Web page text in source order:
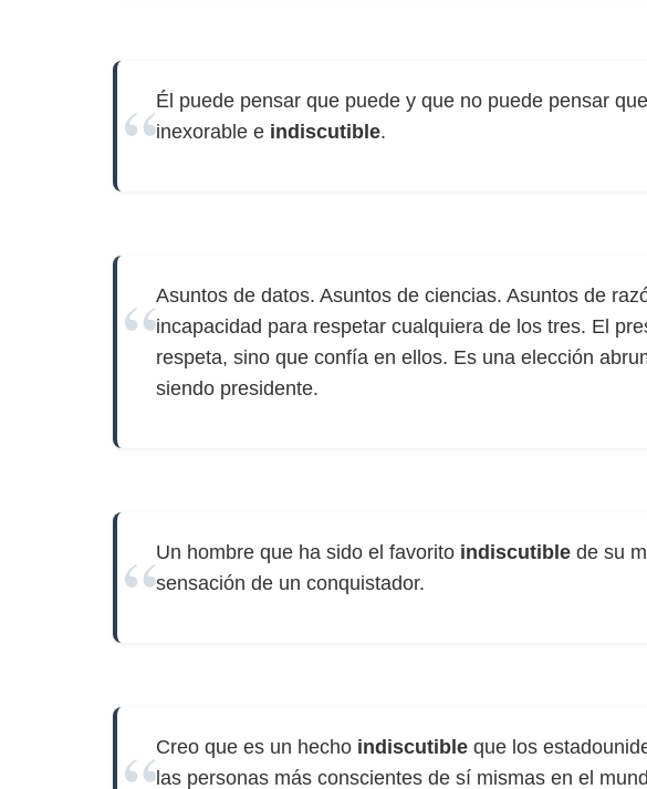
Él puede pensar que puede y que no puede pensar
inexorable e indiscutible.
Asuntos de datos. Asuntos de ciencias. Asuntos de
incapacidad para respetar cualquiera de los tres. El
respeta, sino que confía en ellos. Es una elección
siendo presidente.
Un hombre que ha sido el favorito indiscutible de su
sensación de un conquistador.
Creo que es un hecho indiscutible que los
las personas más conscientes de sí mismas en el